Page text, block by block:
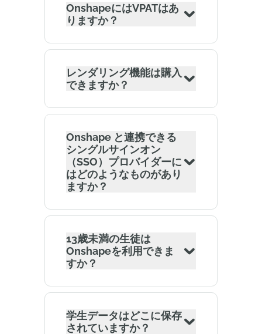
OnshapeにはVPATはあ
りますか？
レンダリング機能は購入
できますか？
Onshape と連携できる
シングルサインオン
（SSO）プロバイダーに
はどのようなものがあり
ますか？
13歳未満の生徒は
Onshapeを利用できま
すか？
学生データはどこに保存
されていますか？